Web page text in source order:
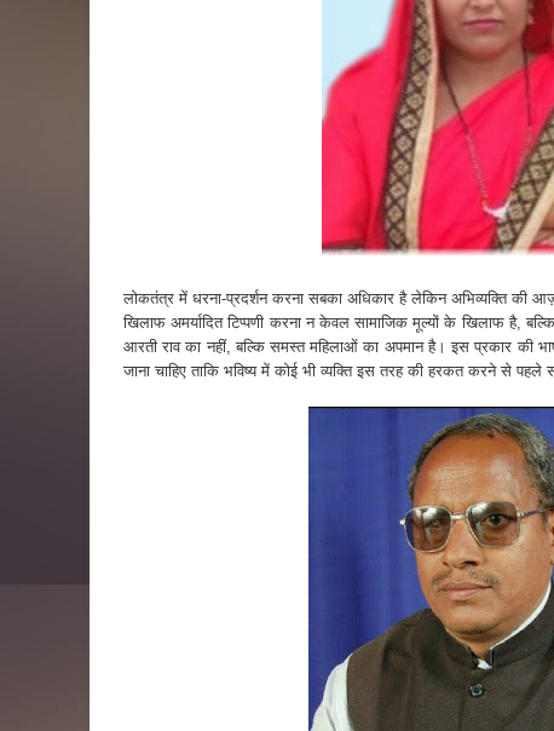
लोकतंत्र में धरना-प्रदर्शन करना सबका अधिकार है लेकिन अभिव्यक्ति की
खिलाफ अमर्यादित टिप्पणी करना न केवल सामाजिक मूल्यों के खिलाफ है,
आरती राव का नहीं, बल्कि समस्त महिलाओं का अपमान है। इस प्रकार की
जाना चाहिए ताकि भविष्य में कोई भी व्यक्ति इस तरह की हरकत करने से पहले